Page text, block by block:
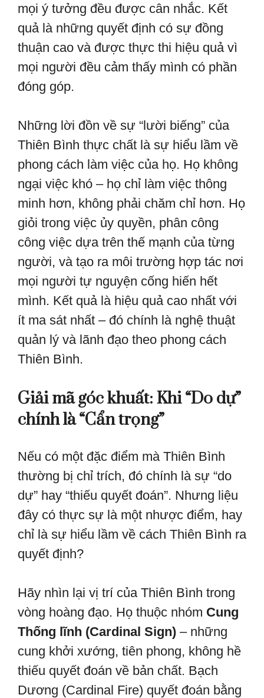
mọi ý tưởng đều được cân nhắc. Kết
quả là những quyết định có sự đồng
thuận cao và được thực thi hiệu quả vì
mọi người đều cảm thấy mình có phần
đóng góp.
Những lời đồn về sự “lười biếng” của
Thiên Bình thực chất là sự hiểu lầm về
phong cách làm việc của họ. Họ không
ngại việc khó – họ chỉ làm việc thông
minh hơn, không phải chăm chỉ hơn. Họ
giỏi trong việc ủy quyền, phân công
công việc dựa trên thế mạnh của từng
người, và tạo ra môi trường hợp tác nơi
mọi người tự nguyện cống hiến hết
mình. Kết quả là hiệu quả cao nhất với
ít ma sát nhất – đó chính là nghệ thuật
quản lý và lãnh đạo theo phong cách
Thiên Bình.
Giải mã góc khuất: Khi “Do dự”
chính là “Cẩn trọng”
Nếu có một đặc điểm mà Thiên Bình
thường bị chỉ trích, đó chính là sự “do
dự” hay “thiếu quyết đoán”. Nhưng liệu
đây có thực sự là một nhược điểm, hay
chỉ là sự hiểu lầm về cách Thiên Bình ra
quyết định?
Hãy nhìn lại vị trí của Thiên Bình trong
vòng hoàng đạo. Họ thuộc nhóm Cung
Thống lĩnh (Cardinal Sign) – những
cung khởi xướng, tiên phong, không hề
thiếu quyết đoán về bản chất. Bạch
Dương (Cardinal Fire) quyết đoán bằng